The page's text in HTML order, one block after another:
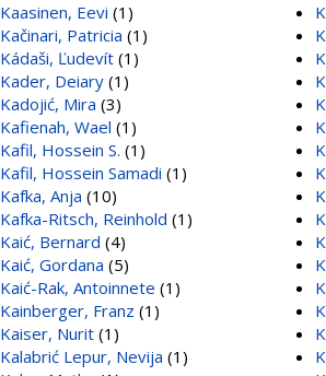
Kaasinen, Eevi (1)
Kačinari, Patricia (1)
Kádaši, Ľudevít (1)
Kader, Deiary (1)
Kadojić, Mira (3)
Kafienah, Wael (1)
Kafil, Hossein S. (1)
Kafil, Hossein Samadi (1)
Kafka, Anja (10)
Kafka-Ritsch, Reinhold (1)
Kaić, Bernard (4)
Kaić, Gordana (5)
Kaić-Rak, Antoinnete (1)
Kainberger, Franz (1)
Kaiser, Nurit (1)
Kalabrić Lepur, Nevija (1)